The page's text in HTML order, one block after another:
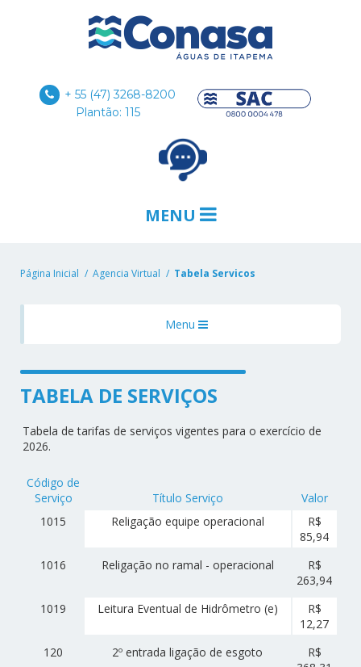
+ 55 (47) 3268-8200
Plantão: 115
MENU
Página Inicial Agencia Virtual Tabela Servicos
Menu
TABELA DE SERVIÇOS
Tabela de tarifas de serviços vigentes para o exercício de
2026.
Código de
Serviço
Título Serviço
Valor
1015
Religação equipe operacional
R$
85,94
1016
Religação no ramal - operacional
R$
263,94
1019
Leitura Eventual de Hidrômetro (e)
R$
12,27
120
2º entrada ligação de esgoto
R$